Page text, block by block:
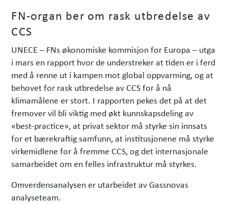
FN-organ ber om rask utbredelse av
CCS
UNECE – FNs økonomiske kommisjon for Europa – utga
i mars en rapport hvor de understreker at tiden er i ferd
med å renne ut i kampen mot global oppvarming, og at
behovet for rask utbredelse av CCS for å nå
klimamålene er stort. I rapporten pekes det på at det
fremover vil bli viktig med økt kunnskapsdeling av
«best-practice», at privat sektor må styrke sin innsats
for et bærekraftig samfunn, at institusjonene må styrke
virkemidlene for å fremme CCS, og det internasjonale
samarbeidet om en felles infrastruktur må styrkes.
Omverdensanalysen er utarbeidet av Gassnovas
analyseteam.